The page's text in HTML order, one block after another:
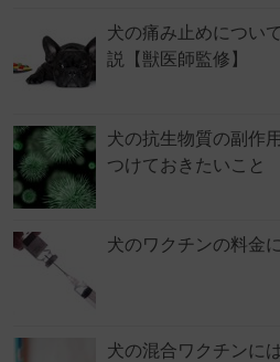
犬の痛み止めについ
説【獣医師監修】
犬の抗生物質の副作
つけておきたいこと
犬のワクチンの料金
犬の混合ワクチンに